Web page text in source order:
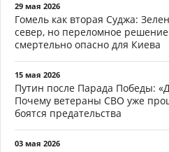
29 мая 2026
Гомель как вторая Суджа:
север, но переломное
смертельно опасно для Киева
15 мая 2026
Путин после Парада Победы:
Почему ветераны СВО уже
боятся предательства
03 мая 2026